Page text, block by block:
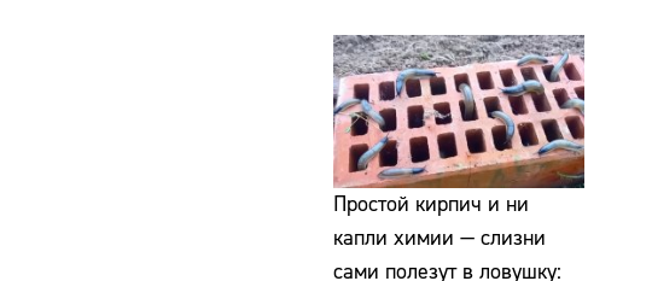
Простой кирпич и ни
капли химии — слизни
сами полезут в ловушку: